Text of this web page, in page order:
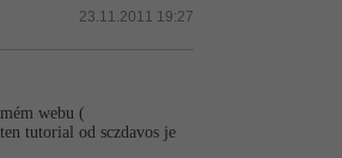
23.11.2011 19:27
webu (
tutorial od sczdavos je